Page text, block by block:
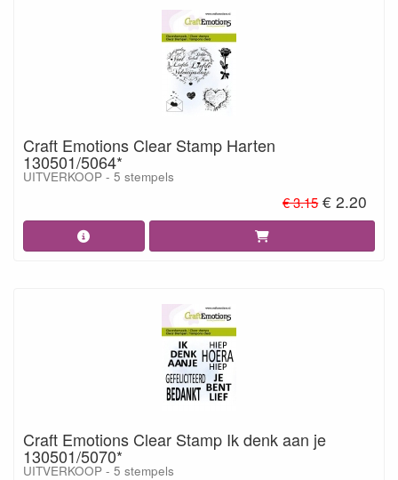
Craft Emotions Clear Stamp Harten
130501/5064*
UITVERKOOP - 5 stempels
€ 3.15 € 2.20
Craft Emotions Clear Stamp Ik denk aan je
130501/5070*
UITVERKOOP - 5 stempels